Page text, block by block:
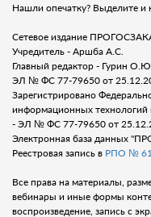
Нашли опечатку? Выделите и
Сетевое издание
Учредитель - Аршба А.С.
Главный редактор - Гурин
ЭЛ № ФС 77-79650 от
Зарегистрировано
информационных технологий
- ЭЛ № ФС 77-79650 от
Электронная база данных
Реестровая запись в РПО №
Все права на материалы,
вебинары и иные формы
воспроизведение, запись с